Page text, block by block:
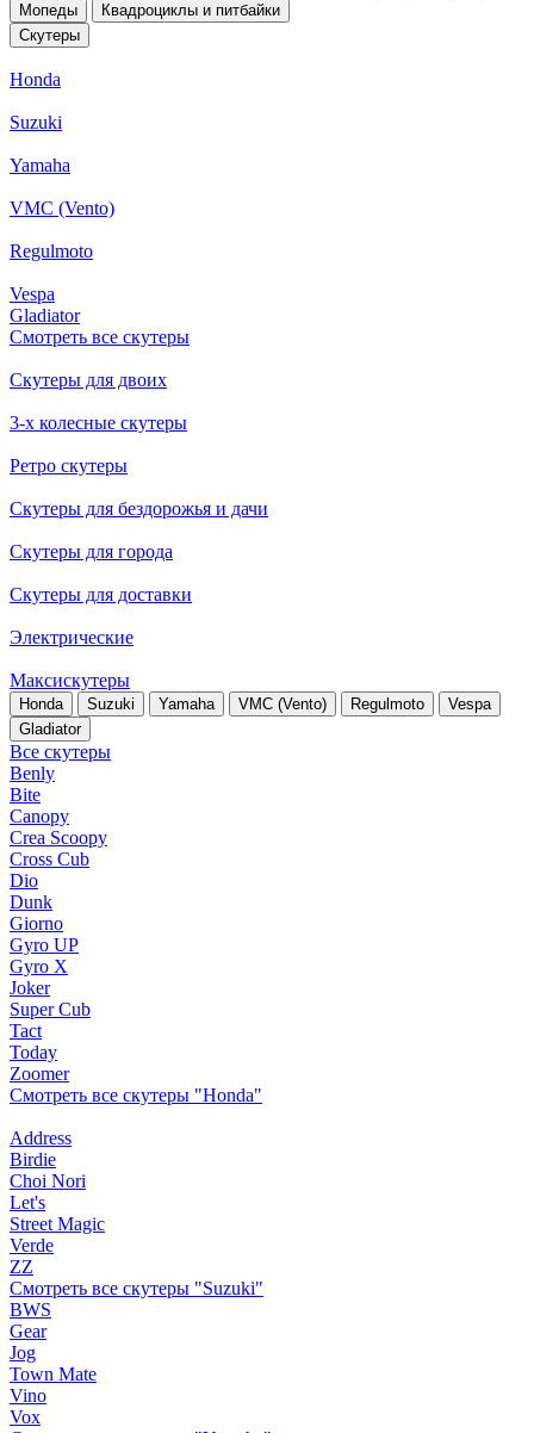
Мопеды
Квадроциклы и питбайки
Скутеры
Honda
Suzuki
Yamaha
VMC (Vento)
Regulmoto
Vespa
Gladiator
Смотреть все скутеры
Скутеры для двоих
3-х колесные скутеры
Ретро скутеры
Скутеры для бездорожья и дачи
Скутеры для города
Скутеры для доставки
Электрические
Максискутеры
Honda Suzuki Yamaha VMC (Vento) Regulmoto
Vespa
Gladiator
Все скутеры
Benly
Bite
Canopy
Crea Scoopy
Cross Cub
Dio
Dunk
Giorno
Gyro UP
Gyro X
Joker
Super Cub
Tact
Today
Zoomer
Смотреть все скутеры "Honda"
Address
Birdie
Choi Nori
Let's
Street Magic
Verde
ZZ
Смотреть все скутеры "Suzuki"
BWS
Gear
Jog
Town Mate
Vino
Vox